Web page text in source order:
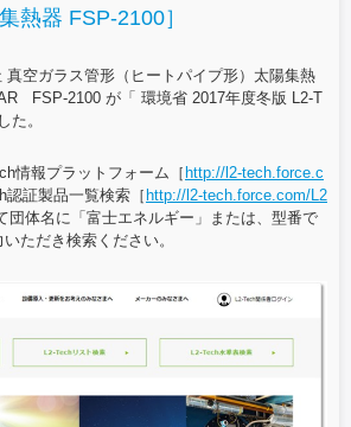
熱器 FSP-2100］
空ガラス管形（ヒートパイプ形）太陽集熱
FSP-2100 が「 環境省 2017年度冬版 L2-T
た。
情報プラットフォーム［ http://l2-tech.force.c
認証製品一覧検索［ http://l2-tech.force.com/L2
団体名に「富士エネルギー」または、型番で
ただき検索ください。